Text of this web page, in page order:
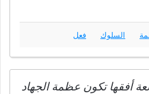
السلوك فعل
أفقها تكون عظمة الجهاد